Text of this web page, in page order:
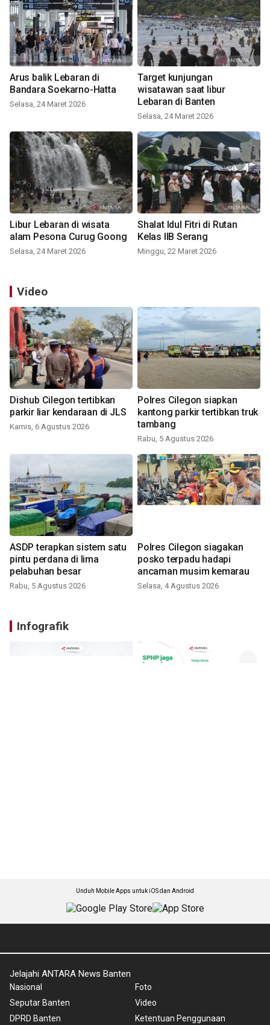
Arus balik Lebaran di
Bandara Soekarno-Hatta
Selasa, 24 Maret 2026
Target kunjungan
wisatawan saat libur
Lebaran di Banten
Selasa, 24 Maret 2026
Libur Lebaran di wisata
alam Pesona Curug Goong
Selasa, 24 Maret 2026
Shalat Idul Fitri di Rutan
Kelas IIB Serang
Minggu, 22 Maret 2026
Video
Dishub Cilegon tertibkan
parkir liar kendaraan di JLS
Kamis, 6 Agustus 2026
Polres Cilegon siapkan
kantong parkir tertibkan truk
tambang
Rabu, 5 Agustus 2026
ASDP terapkan sistem satu
pintu perdana di lima
pelabuhan besar
Rabu, 5 Agustus 2026
Polres Cilegon siagakan
posko terpadu hadapi
ancaman musim kemarau
Selasa, 4 Agustus 2026
Infografik
Unduh Mobile Apps untuk iOS dan Android
Jelajahi ANTARA News Banten
Nasional
Seputar Banten
DPRD Banten
Foto
Video
Ketentuan Penggunaan